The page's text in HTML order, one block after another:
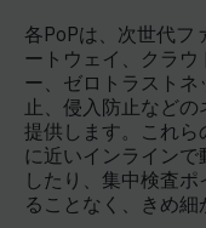
各PoPは、次世代フ
ートウェイ、クラ
ー、ゼロトラスト
止、侵入防止など
提供します。これら
に近いインライン
したり、集中検査
ることなく、きめ細